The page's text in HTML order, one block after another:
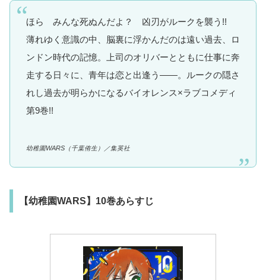
ほら みんな死ぬんだよ？ 凶刃がルークを襲う!!
薄れゆく意識の中、脳裏に浮かんだのは遠い過去、ロ
ンドン時代の記憶。上司のオリバーとともに仕事に奔
走する日々に、青年は恋と出逢う――。ルークの隠さ
れし過去が明らかになるバイオレンス×ラブコメディ
第9巻!!
幼稚園WARS（千葉侑生）／集英社
【幼稚園WARS】10巻あらすじ